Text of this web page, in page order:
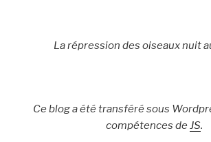
La répression des oiseaux nuit
Ce blog a été transféré sous
compétences de JS.